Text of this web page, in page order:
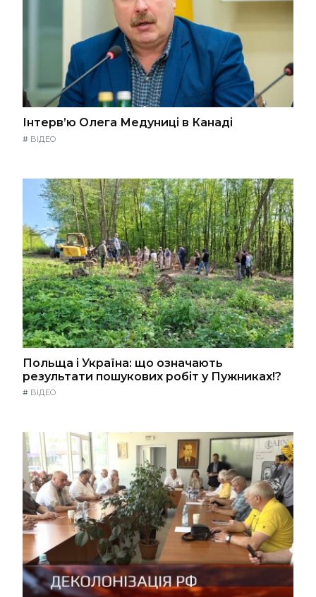
Інтерв’ю Олега Медуниці в Канаді
# ВІДЕО
Польща і Україна: що означають
результати пошукових робіт у Пужниках!?
# ВІДЕО